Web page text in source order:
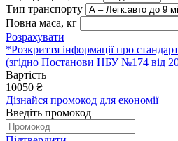
Тип транспорту
Повна маса, кг
Розрахувати
*Розкриття інформації про
(згідно Постанови НБУ №174 від
Вартість
10050 ₴
Дізнайся промокод для економії
Введіть промокод